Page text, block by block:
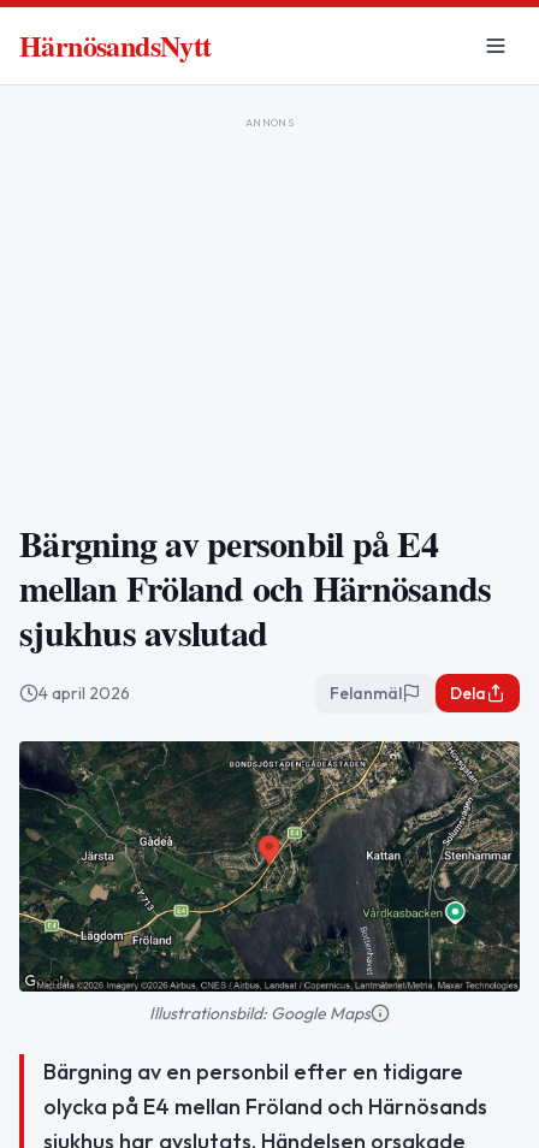
HärnösandsNytt
ANNONS
Bärgning av personbil på E4
mellan Fröland och Härnösands
sjukhus avslutad
4 april 2026 Felanmäl Dela
Illustrationsbild: Google Maps
Bärgning av en personbil efter en tidigare
olycka på E4 mellan Fröland och Härnösands
sjukhus har avslutats. Händelsen orsakade